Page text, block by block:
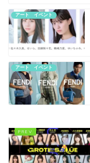
アート イベント
アート イベント